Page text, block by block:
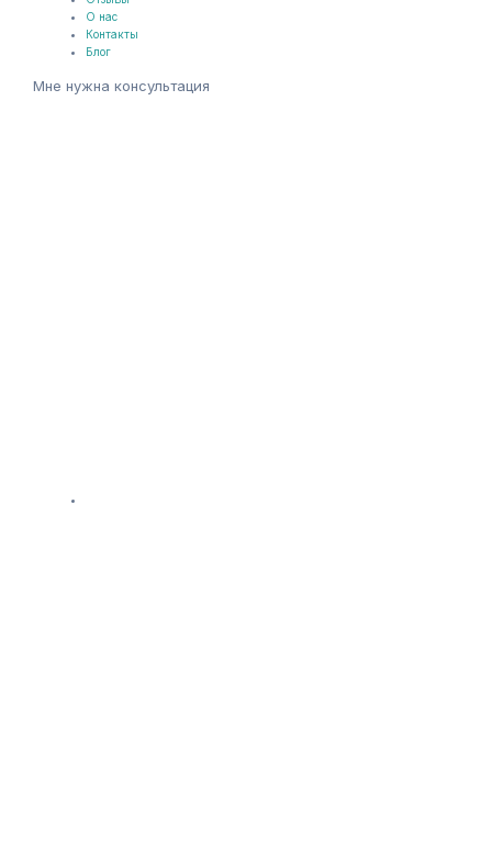
О нас
Контакты
Блог
Мне нужна консультация